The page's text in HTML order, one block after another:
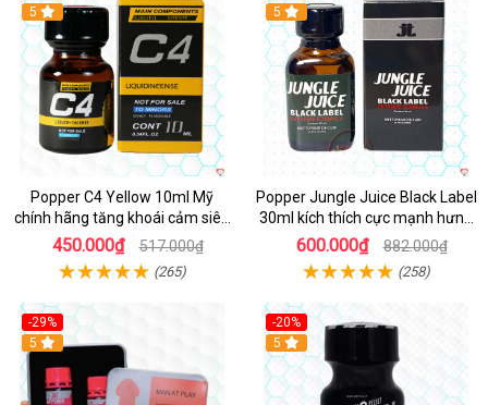
Hot
5
Popper C4 Yellow 10ml Mỹ
chính hãng tăng khoái cảm siêu
mạnh
450.000₫ 517.000₫
(265)
5
Popper Jungle Juice Black Label
30ml kích thích cực mạnh hưng
phấn
600.000₫ 882.000₫
(258)
-29%
5
-20%
5